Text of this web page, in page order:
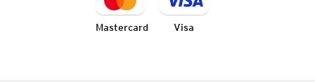
Mastercard Visa